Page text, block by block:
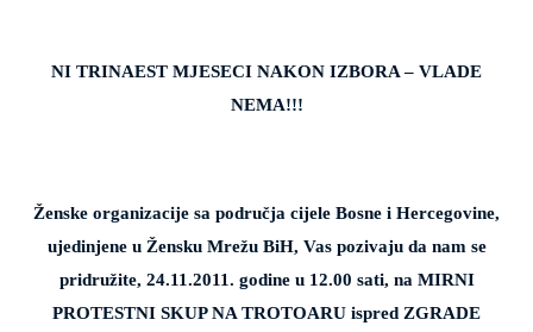
NI TRINAEST MJESECI NAKON IZBORA – VLADE
NEMA!!!
Ženske organizacije sa područja cijele Bosne i Hercegovine,
ujedinjene u Žensku Mrežu BiH, Vas pozivaju da nam se
pridružite, 24.11.2011. godine u 12.00 sati, na MIRNI
PROTESTNI SKUP NA TROTOARU ispred ZGRADE